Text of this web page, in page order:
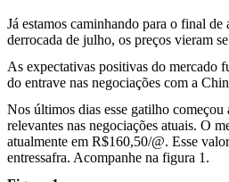
Já estamos caminhando para o final
derrocada de julho, os preços vieram
As expectativas positivas do mercado
do entrave nas negociações com a
Nos últimos dias esse gatilho começou
relevantes nas negociações atuais. O
atualmente em R$160,50/@. Esse
entressafra. Acompanhe na figura 1.